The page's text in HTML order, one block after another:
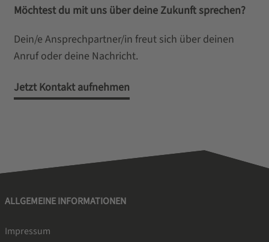
Möchtest du mit uns über deine Zukunft sprechen?
Dein/e Ansprechpartner/in freut sich über deinen
Anruf oder deine Nachricht.
Jetzt Kontakt aufnehmen
ALLGEMEINE INFORMATIONEN
Impressum